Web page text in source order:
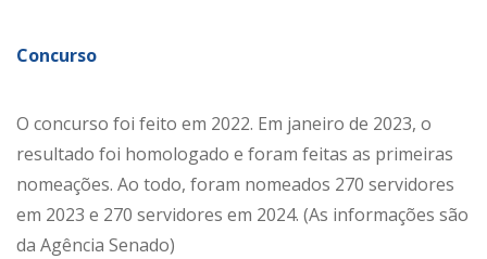
Concurso
O concurso foi feito em 2022. Em janeiro de 2023, o
resultado foi homologado e foram feitas as primeiras
nomeações. Ao todo, foram nomeados 270 servidores
em 2023 e 270 servidores em 2024. (As informações são
da Agência Senado)